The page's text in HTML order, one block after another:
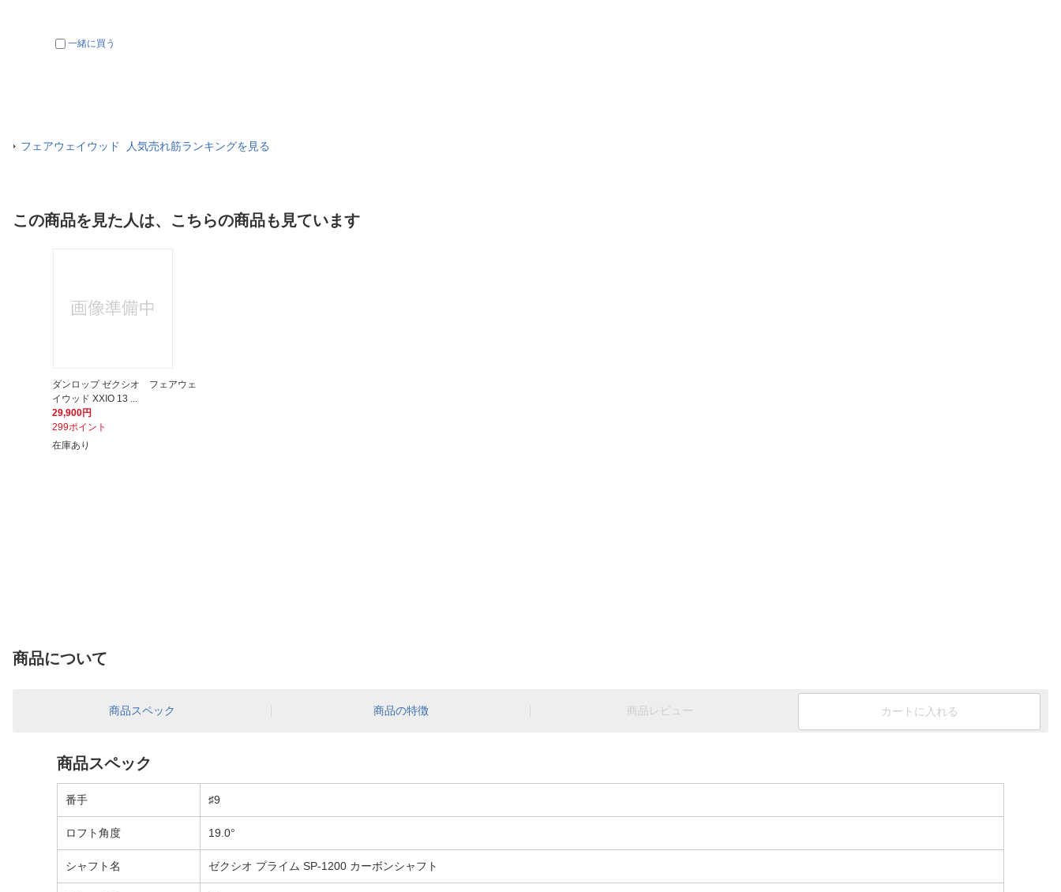
一緒に買う
フェアウェイウッド 人気売れ筋ランキングを見る
この商品を見た人は、こちらの商品も見ています
ダンロップ ゼクシオ フェアウェ
イウッド XXIO 13 ...
29,900円
299ポイント
在庫あり
商品について
カートに入れる
商品スペック 商品の特徴 商品レビュー
商品スペック
番手 ♯9
ロフト角度 19.0°
シャフト名 ゼクシオ プライム SP-1200 カーボンシャフト